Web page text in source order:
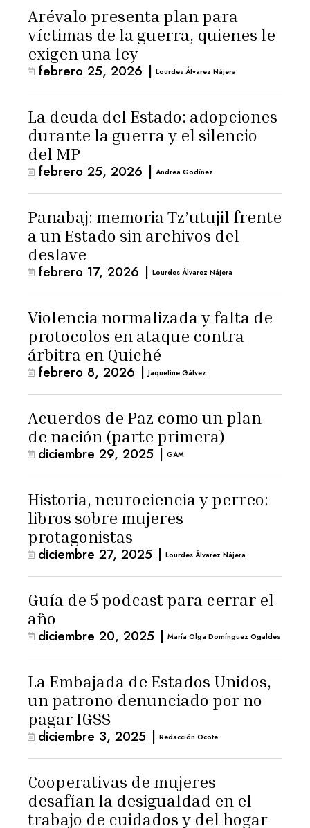
Arévalo presenta plan para
víctimas de la guerra, quienes le
exigen una ley
febrero 25, 2026 | Lourdes Álvarez Nájera
La deuda del Estado: adopciones
durante la guerra y el silencio
del MP
febrero 25, 2026 | Andrea Godínez
Panabaj: memoria Tz’utujil frente
a un Estado sin archivos del
deslave
febrero 17, 2026 | Lourdes Álvarez Nájera
Violencia normalizada y falta de
protocolos en ataque contra
árbitra en Quiché
febrero 8, 2026 | Jaqueline Gálvez
Acuerdos de Paz como un plan
de nación (parte primera)
diciembre 29, 2025 | GAM
Historia, neurociencia y perreo:
libros sobre mujeres
protagonistas
diciembre 27, 2025 | Lourdes Álvarez Nájera
Guía de 5 podcast para cerrar el
año
diciembre 20, 2025 | María Olga Domínguez Ogaldes
La Embajada de Estados Unidos,
un patrono denunciado por no
pagar IGSS
diciembre 3, 2025 | Redacción Ocote
Cooperativas de mujeres
desafían la desigualdad en el
trabajo de cuidados y del hogar